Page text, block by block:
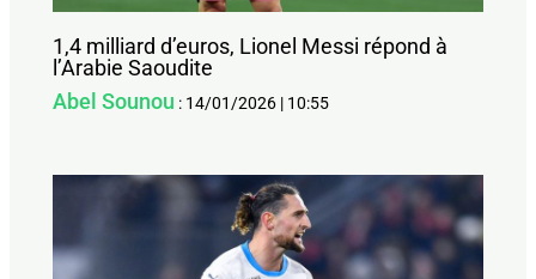
1,4 milliard d’euros, Lionel Messi répond à
l’Arabie Saoudite
Abel Sounou : 14/01/2026 | 10:55